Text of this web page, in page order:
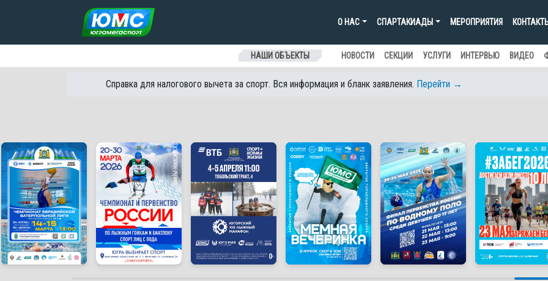
Перейти к содержанию
О НАС СПАРТАКИАДЫ МЕРОПРИЯТИЯ
НАШИ ОБЪЕКТЫ НОВОСТИ СЕКЦИИ УСЛУГИ ИНТЕРВЬЮ ВИДЕО
Справка для налогового вычета за спорт. Вся информация и бланк заявления. Перейти →